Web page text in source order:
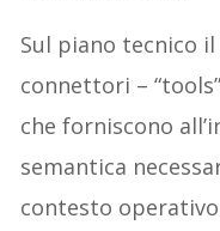
Sul piano tecnico
connettori –
che forniscono
semantica
contesto